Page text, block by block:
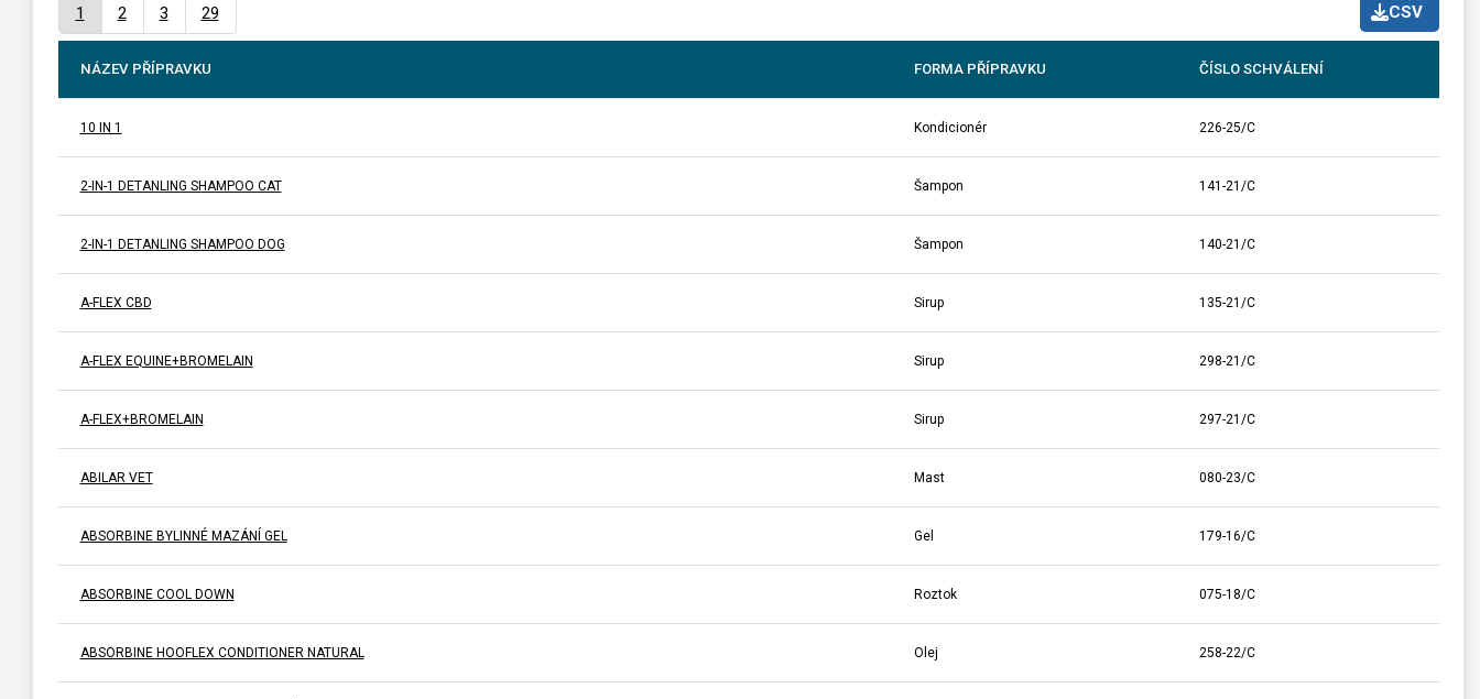
CSV
1 2 3 29
NÁZEV PŘÍPRAVKU FORMA PŘÍPRAVKU ČÍSLO SCHVÁLENÍ
10 IN 1 Kondicionér 226-25/C
2-IN-1 DETANLING SHAMPOO CAT Šampon 141-21/C
2-IN-1 DETANLING SHAMPOO DOG Šampon 140-21/C
A-FLEX CBD Sirup 135-21/C
A-FLEX EQUINE+BROMELAIN Sirup 298-21/C
A-FLEX+BROMELAIN Sirup 297-21/C
ABILAR VET Mast 080-23/C
ABSORBINE BYLINNÉ MAZÁNÍ GEL Gel 179-16/C
ABSORBINE COOL DOWN Roztok 075-18/C
ABSORBINE HOOFLEX CONDITIONER NATURAL Olej 258-22/C